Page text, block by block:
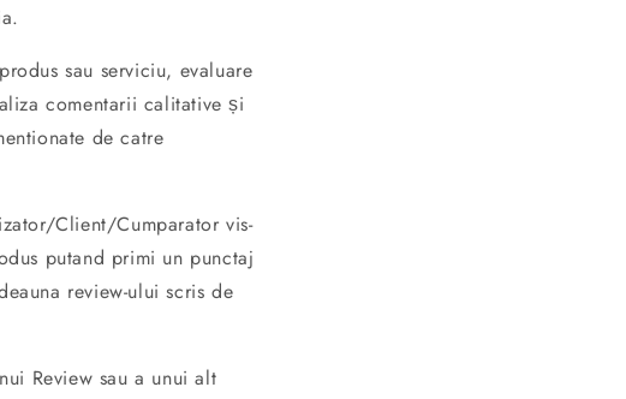
sau serviciu, evaluare
comentarii calitative și
de catre
Client/Cumparator vis-
putand primi un punctaj
review-ului scris de
Review sau a unui alt